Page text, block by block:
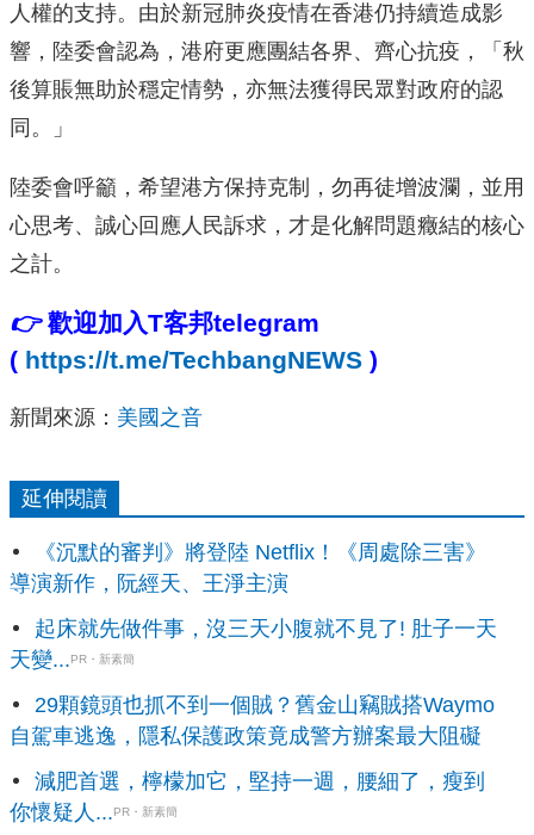
人權的支持。由於新冠肺炎疫情在香港仍持續造成影
響，陸委會認為，港府更應團結各界、齊心抗疫，「秋
後算賬無助於穩定情勢，亦無法獲得民眾對政府的認
同。」
陸委會呼籲，希望港方保持克制，勿再徒增波瀾，並用
心思考、誠心回應人民訴求，才是化解問題癥結的核心
之計。
👉歡迎加入T客邦telegram
( https://t.me/TechbangNEWS )
新聞來源： 美國之音
延伸閱讀
《沉默的審判》將登陸 Netflix！《周處除三害》
導演新作，阮經天、王淨主演
起床就先做件事，沒三天小腹就不見了! 肚子一天
天變...PR・新素簡
29顆鏡頭也抓不到一個賊？舊金山竊賊搭Waymo
自駕車逃逸，隱私保護政策竟成警方辦案最大阻礙
減肥首選，檸檬加它，堅持一週，腰細了，瘦到
你懷疑人...PR・新素簡